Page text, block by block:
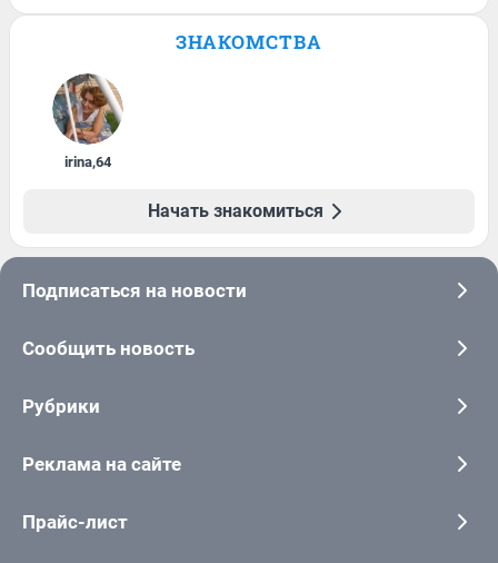
ЗНАКОМСТВА
irina,64
Начать знакомиться
Подписаться на новости
Сообщить новость
Рубрики
Реклама на сайте
Прайс-лист